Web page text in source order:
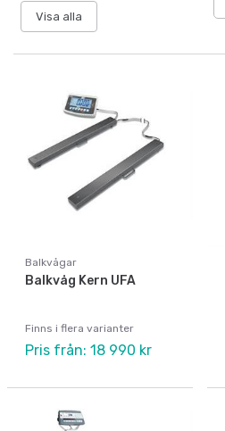
Visa alla
Balkvågar
Balkvåg Kern UFA
Finns i flera varianter
Pris från: 18 990 kr